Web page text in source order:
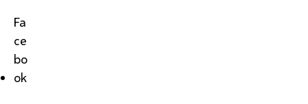
Fa
ce
bo
ok